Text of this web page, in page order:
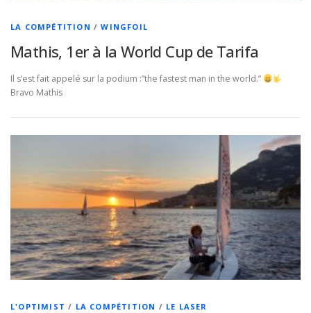
LA COMPÉTITION /WINGFOIL
Mathis, 1er à la World Cup de Tarifa
Il s’est fait appelé sur la podium :”the fastest man in the world.”
Bravo Mathis
L'OPTIMIST / LA COMPÉTITION / LE LASER